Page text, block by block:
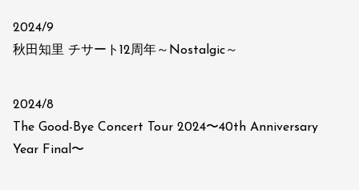
2024/9
秋田知里 チサート12周年～Nostalgic～
2024/8
The Good-Bye Concert Tour 2024〜40th Anniversary
Year Final〜